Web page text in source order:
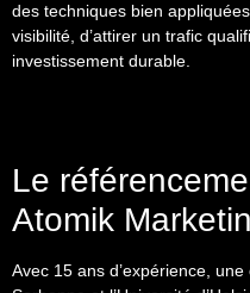
des techniques bien
visibilité, d’attirer un trafic
investissement durable.
Le
Atomik
Avec 15 ans d’expérience,